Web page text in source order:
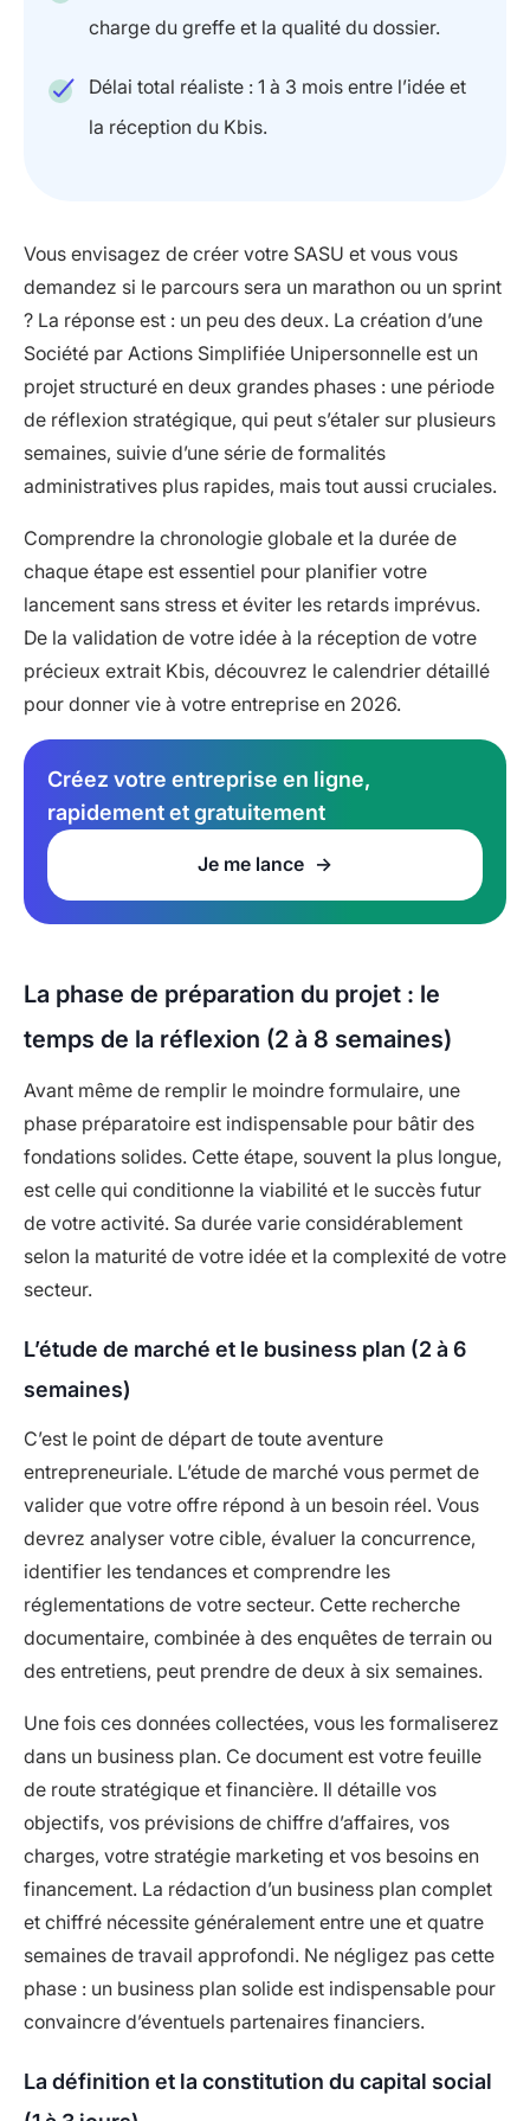
charge du greffe et la qualité du dossier.
Délai total réaliste : 1 à 3 mois entre l’idée et
la réception du Kbis.
Vous envisagez de créer votre SASU et vous vous
demandez si le parcours sera un marathon ou un sprint
? La réponse est : un peu des deux. La création d’une
Société par Actions Simplifiée Unipersonnelle est un
projet structuré en deux grandes phases : une période
de réflexion stratégique, qui peut s’étaler sur plusieurs
semaines, suivie d’une série de formalités
administratives plus rapides, mais tout aussi cruciales.
Comprendre la chronologie globale et la durée de
chaque étape est essentiel pour planifier votre
lancement sans stress et éviter les retards imprévus.
De la validation de votre idée à la réception de votre
précieux extrait Kbis, découvrez le calendrier détaillé
pour donner vie à votre entreprise en 2026.
Créez votre entreprise en ligne,
rapidement et gratuitement
Je me lance
La phase de préparation du projet : le
temps de la réflexion (2 à 8 semaines)
Avant même de remplir le moindre formulaire, une
phase préparatoire est indispensable pour bâtir des
fondations solides. Cette étape, souvent la plus longue,
est celle qui conditionne la viabilité et le succès futur
de votre activité. Sa durée varie considérablement
selon la maturité de votre idée et la complexité de votre
secteur.
L’étude de marché et le business plan (2 à 6
semaines)
C’est le point de départ de toute aventure
entrepreneuriale. L’étude de marché vous permet de
valider que votre offre répond à un besoin réel. Vous
devrez analyser votre cible, évaluer la concurrence,
identifier les tendances et comprendre les
réglementations de votre secteur. Cette recherche
documentaire, combinée à des enquêtes de terrain ou
des entretiens, peut prendre de deux à six semaines.
Une fois ces données collectées, vous les formaliserez
dans un business plan. Ce document est votre feuille
de route stratégique et financière. Il détaille vos
objectifs, vos prévisions de chiffre d’affaires, vos
charges, votre stratégie marketing et vos besoins en
financement. La rédaction d’un business plan complet
et chiffré nécessite généralement entre une et quatre
semaines de travail approfondi. Ne négligez pas cette
phase : un business plan solide est indispensable pour
convaincre d’éventuels partenaires financiers.
La définition et la constitution du capital social